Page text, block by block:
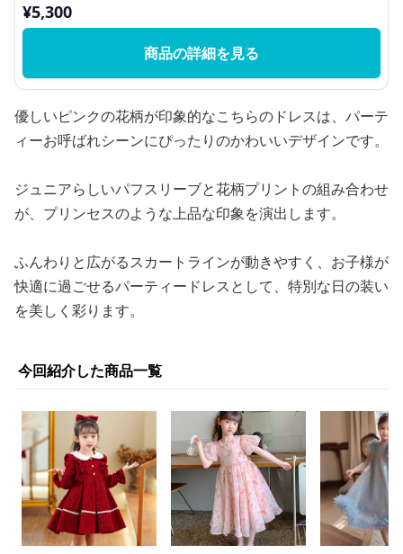
¥5,300
商品の詳細を見る
優しいピンクの花柄が印象的なこちらのドレスは、パーテ
ィーお呼ばれシーンにぴったりのかわいいデザインです。
ジュニアらしいパフスリーブと花柄プリントの組み合わせ
が、プリンセスのような上品な印象を演出します。
ふんわりと広がるスカートラインが動きやすく、お子様が
快適に過ごせるパーティードレスとして、特別な日の装い
を美しく彩ります。
今回紹介した商品一覧